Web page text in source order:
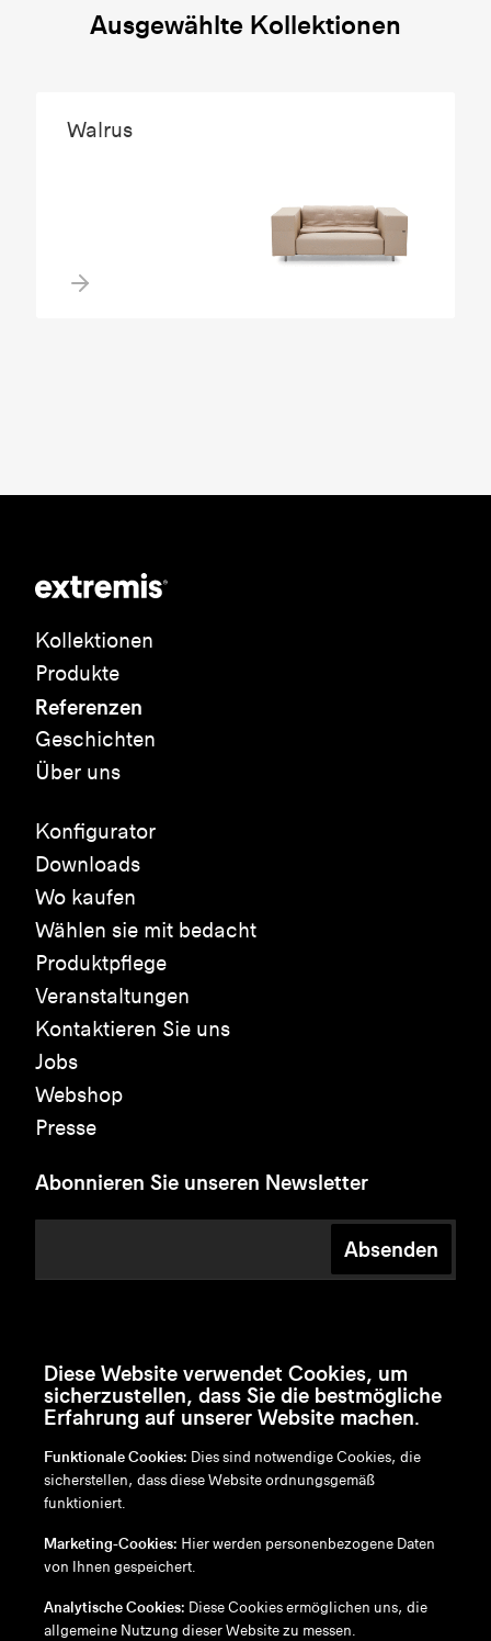
Ausgewählte Kollektionen
Walrus
Kollektionen
Produkte
Referenzen
Geschichten
Über uns
Konfigurator
Downloads
Wo kaufen
Wählen sie mit bedacht
Produktpflege
Veranstaltungen
Kontaktieren Sie uns
Jobs
Webshop
Presse
Abonnieren Sie unseren Newsletter
Absenden
en/nl/fr/de
Disclaimer
Cookie-Richtlinie
Diese Website verwendet Cookies, um
sicherzustellen, dass Sie die bestmögliche
Erfahrung auf unserer Website machen.
Funktionale Cookies: Dies sind notwendige Cookies, die
sicherstellen, dass diese Website ordnungsgemäß
funktioniert.
Marketing-Cookies: Hier werden personenbezogene Daten
von Ihnen gespeichert.
Analytische Cookies: Diese Cookies ermöglichen uns, die
allgemeine Nutzung dieser Website zu messen.